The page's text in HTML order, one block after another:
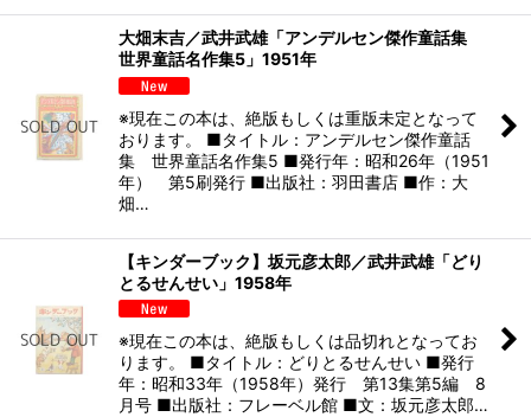
大畑末吉／武井武雄「アンデルセン傑作童話集
世界童話名作集5」1951年
※現在この本は、絶版もしくは重版未定となって
おります。 ■タイトル：アンデルセン傑作童話
集 世界童話名作集5 ■発行年：昭和26年（1951
年） 第5刷発行 ■出版社：羽田書店 ■作：大
畑…
【キンダーブック】坂元彦太郎／武井武雄「どり
とるせんせい」1958年
※現在この本は、絶版もしくは品切れとなってお
ります。 ■タイトル：どりとるせんせい ■発行
年：昭和33年（1958年）発行 第13集第5編 8
月号 ■出版社：フレーベル館 ■文：坂元彦太郎…